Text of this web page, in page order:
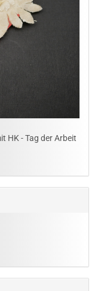
HK - Tag der Arbeit